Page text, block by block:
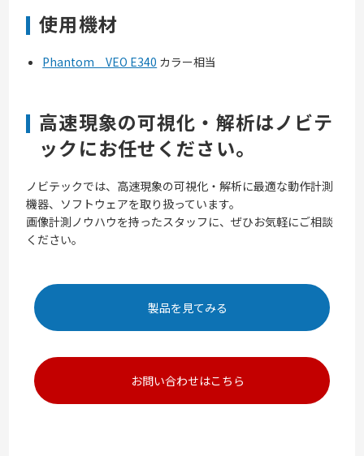
使用機材
Phantom VEO E340 カラー相当
高速現象の可視化・解析はノビテ
ックにお任せください。
ノビテックでは、高速現象の可視化・解析に最適な動作計測
機器、ソフトウェアを取り扱っています。
画像計測ノウハウを持ったスタッフに、ぜひお気軽にご相談
ください。
製品を見てみる
お問い合わせはこちら